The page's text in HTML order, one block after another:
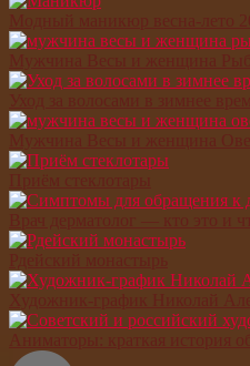
Модный маникюр весна-лето
Мужчина Весы и женщина
Уход за волосами в зимнее
Мужчина Весы и женщина
Приём стеклотары
Врач дерматолог — кто это и
Рдейский монастырь
Художник-график Николай
Аниматоры: краткая история